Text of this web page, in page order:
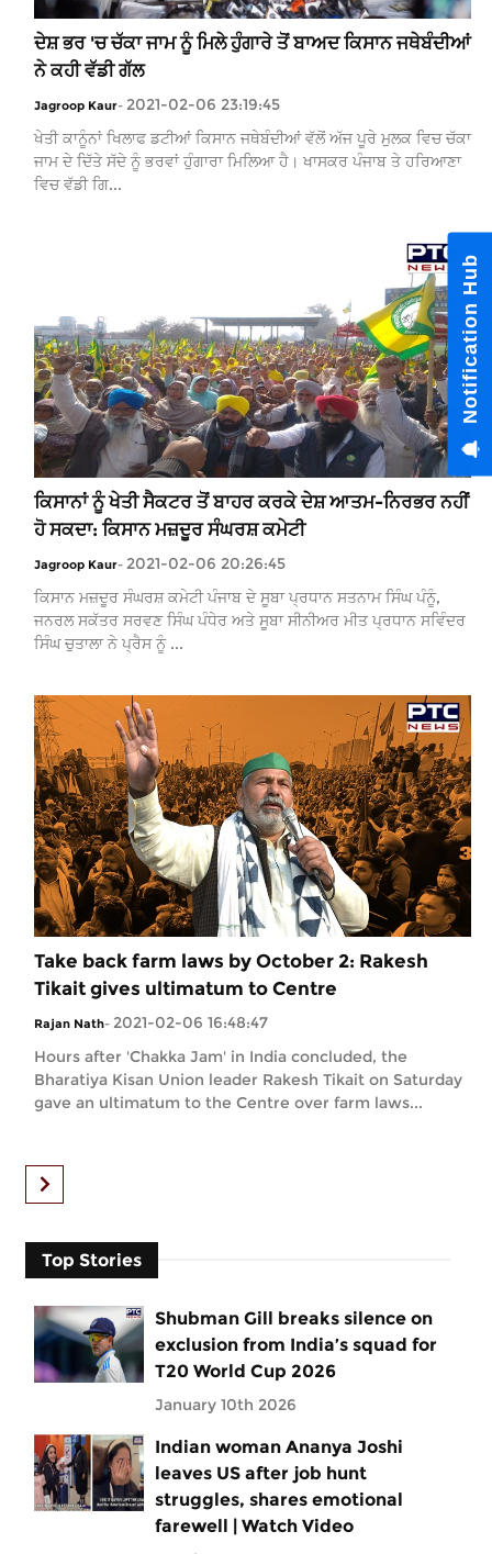
ਦੇਸ਼ ਭਰ 'ਚ ਚੱਕਾ ਜਾਮ ਨੂੰ ਮਿਲੇ ਹੁੰਗਾਰੇ ਤੋਂ ਬਾਅਦ ਕਿਸਾਨ ਜਥੇਬੰਦੀਆਂ
ਨੇ ਕਹੀ ਵੱਡੀ ਗੱਲ
Jagroop Kaur- 2021-02-06 23:19:45
ਖੇਤੀ ਕਾਨੂੰਨਾਂ ਖਿਲਾਫ ਡਟੀਆਂ ਕਿਸਾਨ ਜਥੇਬੰਦੀਆਂ ਵੱਲੋਂ ਅੱਜ ਪੂਰੇ ਮੁਲਕ ਵਿਚ ਚੱਕਾ
ਜਾਮ ਦੇ ਦਿੱਤੇ ਸੱਦੇ ਨੂੰ ਭਰਵਾਂ ਹੁੰਗਾਰਾ ਮਿਲਿਆ ਹੈ। ਖਾਸਕਰ ਪੰਜਾਬ ਤੇ ਹਰਿਆਣਾ
ਵਿਚ ਵੱਡੀ ਗਿ...
ਕਿਸਾਨਾਂ ਨੂੰ ਖੇਤੀ ਸੈਕਟਰ ਤੋਂ ਬਾਹਰ ਕਰਕੇ ਦੇਸ਼ ਆਤਮ-ਨਿਰਭਰ ਨਹੀਂ
ਹੋ ਸਕਦਾ: ਕਿਸਾਨ ਮਜ਼ਦੂਰ ਸੰਘਰਸ਼ ਕਮੇਟੀ
Jagroop Kaur- 2021-02-06 20:26:45
ਕਿਸਾਨ ਮਜ਼ਦੂਰ ਸੰਘਰਸ਼ ਕਮੇਟੀ ਪੰਜਾਬ ਦੇ ਸੂਬਾ ਪ੍ਰਧਾਨ ਸਤਨਾਮ ਸਿੰਘ ਪੰਨੂੰ,
ਜਨਰਲ ਸਕੱਤਰ ਸਰਵਣ ਸਿੰਘ ਪੰਧੇਰ ਅਤੇ ਸੂਬਾ ਸੀਨੀਅਰ ਮੀਤ ਪ੍ਰਧਾਨ ਸਵਿੰਦਰ
ਸਿੰਘ ਚੁਤਾਲਾ ਨੇ ਪ੍ਰੈਸ ਨੂੰ ...
Take back farm laws by October 2: Rakesh
Tikait gives ultimatum to Centre
Rajan Nath- 2021-02-06 16:48:47
Hours after 'Chakka Jam' in India concluded, the
Bharatiya Kisan Union leader Rakesh Tikait on Saturday
gave an ultimatum to the Centre over farm laws...
Top Stories
Shubman Gill breaks silence on
exclusion from India’s squad for
T20 World Cup 2026
January 10th 2026
Indian woman Ananya Joshi
leaves US after job hunt
struggles, shares emotional
farewell | Watch Video